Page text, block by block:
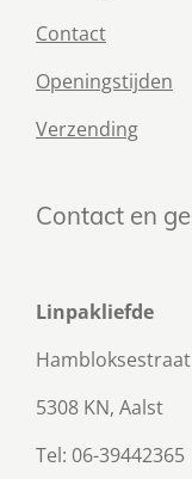
Contact
Openingstijden
Verzending
Contact en
Linpakliefde
Hambloksestraat
5308 KN, Aalst
Tel: 06-39442365